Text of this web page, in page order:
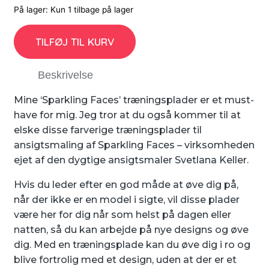
På lager: Kun 1 tilbage på lager
TILFØJ TIL KURV
Beskrivelse
Mine ‘Sparkling Faces’ træningsplader er et must-
have for mig. Jeg tror at ​​du også kommer til at
elske disse farverige træningsplader til
ansigtsmaling af Sparkling Faces – virksomheden
ejet af den dygtige ansigtsmaler Svetlana Keller.
Hvis du leder efter en god måde at øve dig på,
når der ikke er en model i sigte, vil disse plader
være her for dig når som helst på dagen eller
natten, så du kan arbejde på nye designs og øve
dig. Med en træningsplade kan du øve dig i ro og
blive fortrolig med et design, uden at der er et